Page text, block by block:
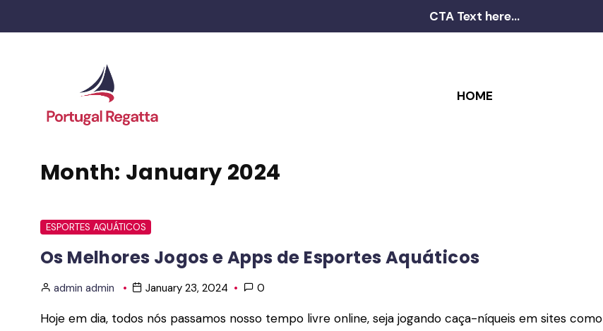
to
CTA Text here...
HOME
Month: January 2024
ESPORTES AQUÁTICOS
Os Melhores Jogos e Apps de Esportes Aquáticos
admin admin January 23, 2024 0
Hoje em dia, todos nós passamos nosso tempo livre online, seja jogando caça-níqueis em sites como